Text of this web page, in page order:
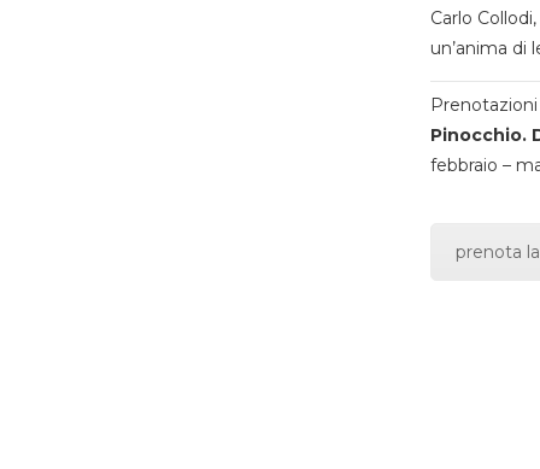
Carlo
un’anima di
Pinocchio.
febbraio –
prenota